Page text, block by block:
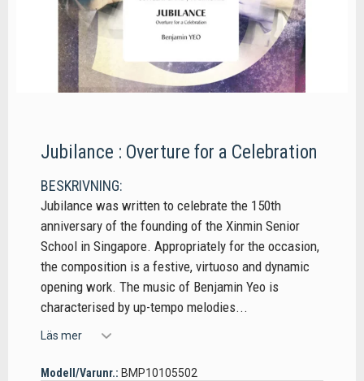
Jubilance : Overture for a Celebration
BESKRIVNING:
Jubilance was written to celebrate the 150th
anniversary of the founding of the Xinmin Senior
School in Singapore. Appropriately for the occasion,
the composition is a festive, virtuoso and dynamic
opening work. The music of Benjamin Yeo is
characterised by up-tempo melodies...
Läs mer
Modell/Varunr.: BMP10105502